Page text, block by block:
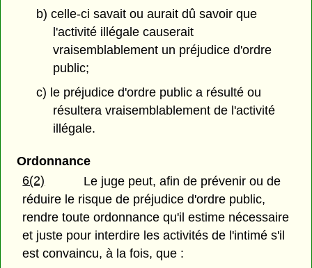
b) celle-ci savait ou aurait dû savoir que
l'activité illégale causerait
vraisemblablement un préjudice d'ordre
public;
c) le préjudice d'ordre public a résulté ou
résultera vraisemblablement de l'activité
illégale.
Ordonnance
6(2)
Le juge peut, afin de prévenir ou de
réduire le risque de préjudice d'ordre public,
rendre toute ordonnance qu'il estime nécessaire
et juste pour interdire les activités de l'intimé s'il
est convaincu, à la fois, que :